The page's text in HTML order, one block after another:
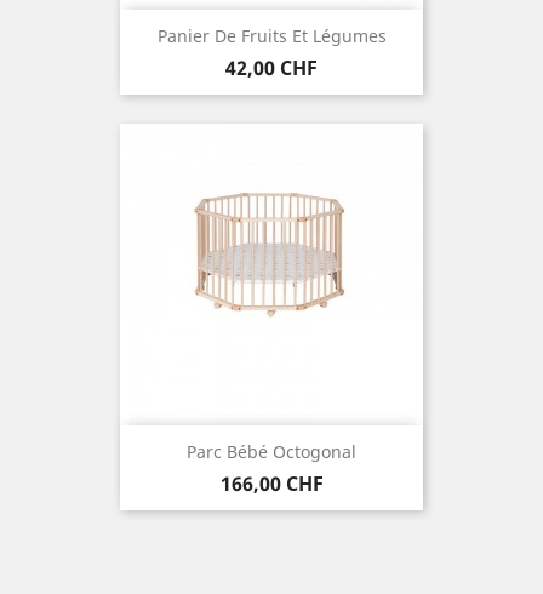
Panier De Fruits Et Légumes
Preis
42,00 CHF
Parc Bébé Octogonal
Preis
166,00 CHF